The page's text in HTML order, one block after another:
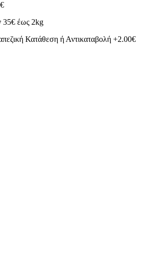
35€ έως 2kg
Κατάθεση ή Αντικαταβολή +2.00€